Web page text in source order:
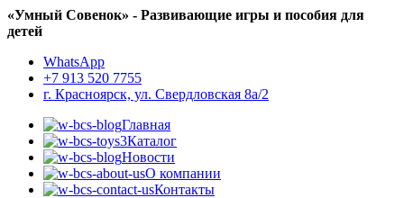
«Умный Совенок» - Развивающие игры и пособия для
детей
WhatsApp
+7 913 520 7755
г. Красноярск, ул. Свердловская 8а/2
Главная
Каталог
Новости
О компании
Контакты